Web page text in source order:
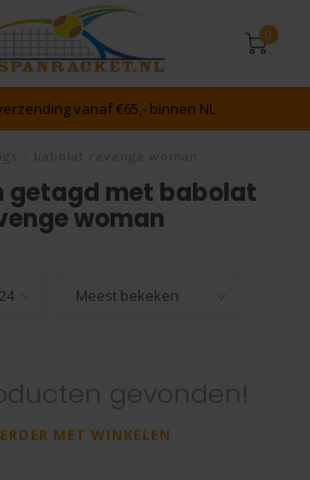
0
vanaf €65,- binnen NL
getagd met babolat
woman
gevonden!
MET WINKELEN